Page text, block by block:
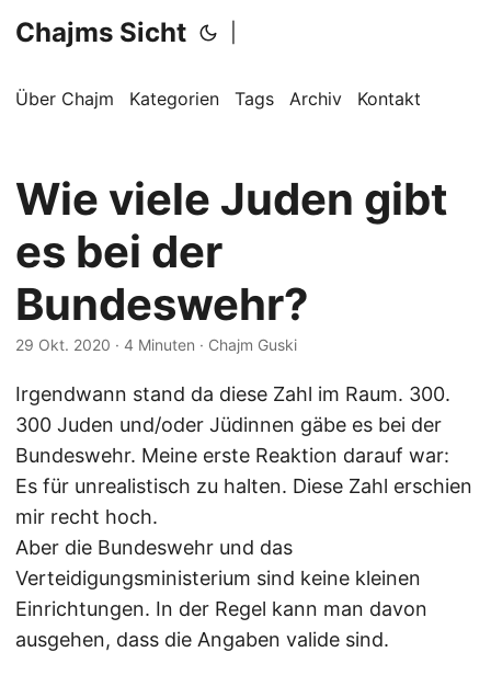
Chajms Sicht
Über Chajm Kategorien Tags Archiv Kontakt
Wie viele Juden gibt
es bei der
Bundeswehr?
29 Okt. 2020 · 4 Minuten · Chajm Guski
Irgendwann stand da diese Zahl im Raum. 300.
300 Juden und/oder Jüdinnen gäbe es bei der
Bundeswehr. Meine erste Reaktion darauf war:
Es für unrealistisch zu halten. Diese Zahl erschien
mir recht hoch.
Aber die Bundeswehr und das
Verteidigungsministerium sind keine kleinen
Einrichtungen. In der Regel kann man davon
ausgehen, dass die Angaben valide sind.